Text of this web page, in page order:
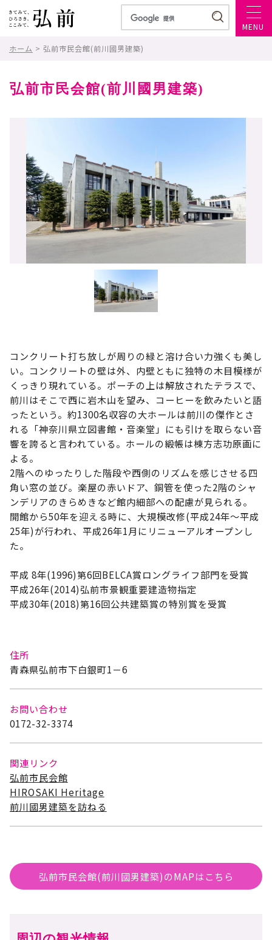
MENU
ホーム > 弘前市民会館(前川國男建築)
弘前市民会館(前川國男建築)
コンクリート打ち放しが周りの緑と溶け合い力強くも美し
い。コンクリートの壁は外、内壁ともに独特の木目模様が
くっきり現れている。ポーチの上は解放されたテラスで、
前川はそこで西に岩木山を望み、コーヒーを飲みたいと語
ったという。約1300名収容の大ホールは前川の傑作とさ
れる「神奈川県立図書館・音楽堂」にも引けを取らない音
響を誇ると言われている。ホールの緞帳は棟方志功原画に
よる。
2階へのゆったりした階段や西側のリズムを感じさせる四
角い窓の並び。楽屋の赤いドア、銅管を使った2階のシャ
ンデリアのきらめきなど館内細部への配慮が見られる。
開館から50年を迎える時に、大規模改修(平成24年～平成
25年)が行われ、平成26年1月にリニューアルオープンし
た。
平成 8年(1996)第6回BELCA賞ロングライフ部門を受賞
平成26年(2014)弘前市景観重要建造物指定
平成30年(2018)第16回公共建築賞の特別賞を受賞
住所
青森県弘前市下白銀町1－6
お問い合わせ
0172-32-3374
関連リンク
弘前市民会館
HIROSAKI Heritage
前川國男建築を訪ねる
弘前市民会館(前川國男建築)のMAPはこちら